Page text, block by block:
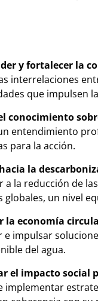
y fortalecer la
interrelaciones
que impulsen
conocimiento
entendimiento
para la acción.
la
a la reducción de
globales, un nivel
la economía
e impulsar
del agua.
el impacto social
implementar